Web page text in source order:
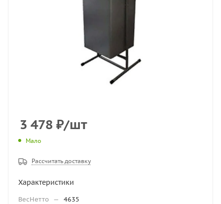
3 478 ₽/шт
Мало
Рассчитать доставку
Характеристики
ВесНетто —
4635